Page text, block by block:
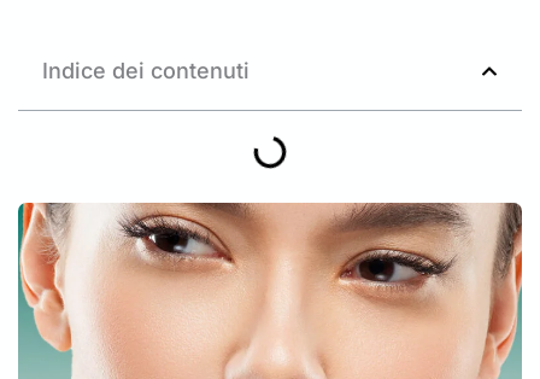
Indice dei contenuti